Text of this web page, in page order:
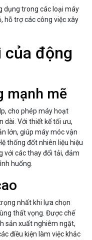
dụng trong các loại máy
hỗ trợ các công việc xây
động
mạnh mẽ
cho phép máy hoạt
dài. Với thiết kế tối ưu,
lớn, giúp máy móc vận
thống đốt nhiên liệu hiệu
với các thay đổi tải, đảm
huống.
nhất khi lựa chọn
thất vọng. Được chế
sản xuất nghiêm ngặt,
điều kiện làm việc khắc